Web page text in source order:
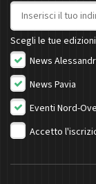
Indirizzo email
Scegli le tue
News
News Pavia
Eventi Nord-
Accetto